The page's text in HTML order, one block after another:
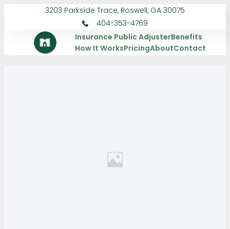
3203 Parkside Trace, Roswell, GA 30075
404-353-4769
Insurance Public AdjusterBenefits
How It WorksPricingAboutContact